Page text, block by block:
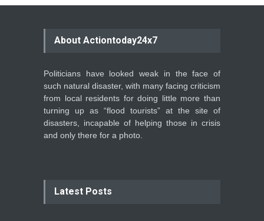
About Actiontoday24x7
Politicians have looked weak in the face of
such natural disaster, with many facing criticism
from local residents for doing little more than
turning up as “flood tourists” at the site of
disasters, incapable of helping those in crisis
and only there for a photo.
Latest Posts